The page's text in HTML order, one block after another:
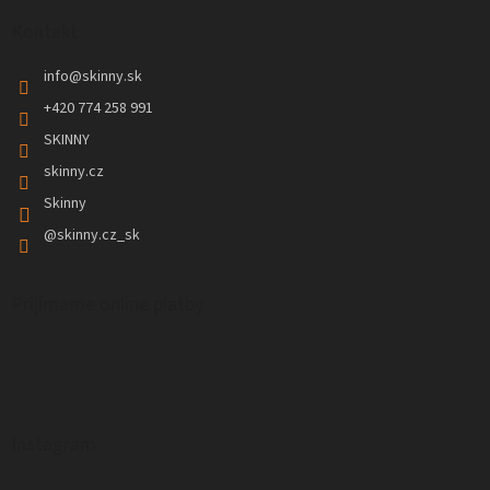
info@skinny.sk
+420 774 258 991
SKINNY
skinny.cz
Skinny
@skinny.cz_sk